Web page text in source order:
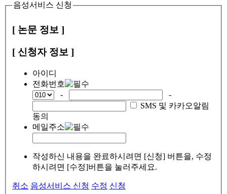
음성서비스 신청
[ 논문 정보 ]
[ 신청자 정보 ]
아이디
전화번호
-
-
SMS 및 카카오알림
동의
메일주소
작성하신 내용을 완료하시려면 [신청] 버튼을, 수정
하시려면 [수정]버튼을 눌러주세요.
취소 음성서비스 신청 수정 신청